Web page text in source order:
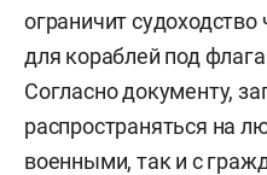
ограничит
для кораблей под
Согласно документу,
распространяться на
военными, так и с